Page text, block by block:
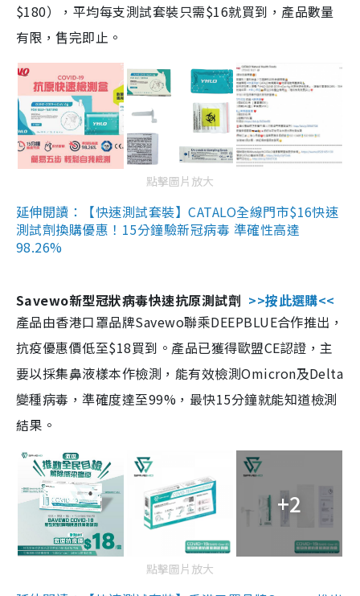
$180），平均每支測試套裝只需$16就買到，產品數量
有限，售完即止。
點擊圖片放大
延伸閱讀：【快速測試套裝】CATALO全線門市$16快速
測試劑換購優惠！15分鐘驗新冠病毒 準確性高達
98.26%
Savewo新型冠狀病毒快速抗原測試劑 >>按此選購<<
產品由香港口罩品牌Savewo聯乘DEEPBLUE合作推出，
抗疫優惠價低至$18買到。產品已獲得歐盟CE認證，主
要以採集鼻液樣本作檢測，能有效檢測Omicron及Delta
變種病毒，準確度達至99%，最快15分鐘就能知道檢測
結果。
+2
點擊圖片放大